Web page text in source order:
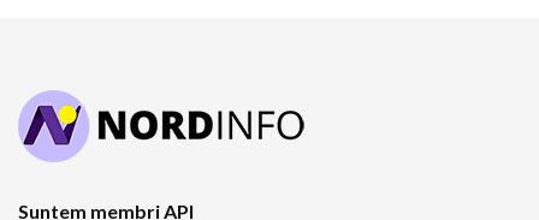
Suntem membri API